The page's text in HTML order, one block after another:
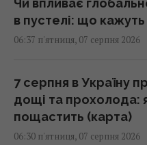
Чи впливає
в пустелі: що кажуть
06:37 п'ятниця, 07 серпня 2026
7 серпня в Україну
дощі та прохолода:
пощастить (карта)
06:30 п'ятниця, 07 серпня 2026